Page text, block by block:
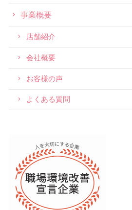
事業概要
店舗紹介
会社概要
お客様の声
よくある質問